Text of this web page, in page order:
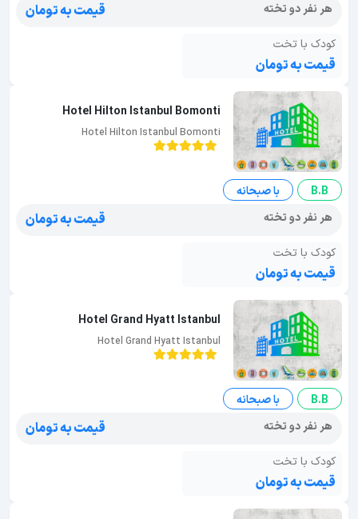
هر نفر دو تخته قیمت به تومان
کودک با تخت
قیمت به تومان
Hotel Hilton Istanbul Bomonti
Hotel Hilton Istanbul Bomonti
B.B
با صبحانه
هر نفر دو تخته
قیمت به تومان
کودک با تخت
قیمت به تومان
Hotel Grand Hyatt Istanbul
Hotel Grand Hyatt Istanbul
B.B
با صبحانه
هر نفر دو تخته
قیمت به تومان
کودک با تخت
قیمت به تومان